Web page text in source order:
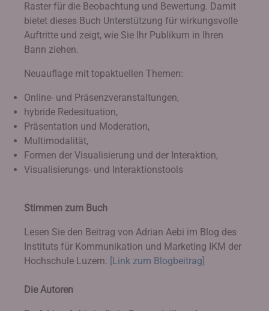
Raster für die Beobachtung und Bewertung. Damit
bietet dieses Buch Unterstützung für wirkungsvolle
Auftritte und zeigt, wie Sie Ihr Publikum in Ihren
Bann ziehen.
Neuauflage mit topaktuellen Themen:
Online- und Präsenzveranstaltungen,
hybride Redesituation,
Präsentation und Moderation,
Multimodalität,
Formen der Visualisierung und der Interaktion,
Visualisierungs- und Interaktionstools
Stimmen zum Buch
Lesen Sie den Beitrag von Adrian Aebi im Blog des
Instituts für Kommunikation und Marketing IKM der
Hochschule Luzern.
[Link zum Blogbeitrag]
Die Autoren